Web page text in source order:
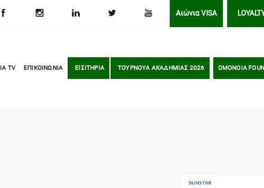
Αιώνια VISA
TV ΕΠΙΚΟΙΝΩΝΙΑ ΕΙΣΙΤΗΡΙΑ ΤΟΥΡΝΟΥΑ ΑΚΑΔΗΜΙΑΣ 2026 OMONOIA